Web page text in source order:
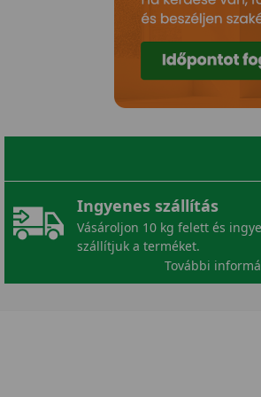
Ingyenes szállítás
Vásároljon 10 kg felett és
szállítjuk a terméket.
További